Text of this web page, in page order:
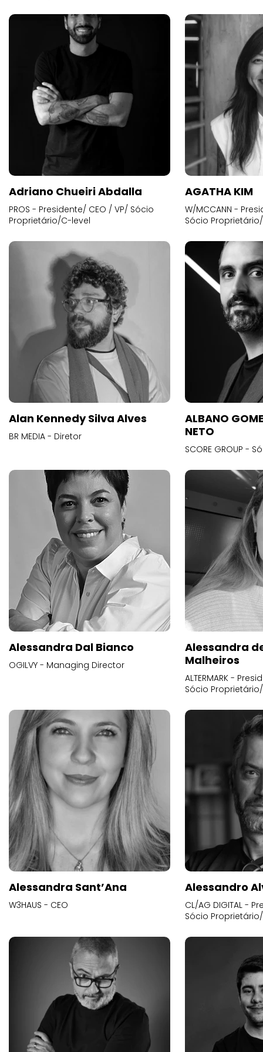
Adriano Chueiri Abdalla
PROS - Presidente/ CEO / VP/ Sócio
Proprietário/C-level
AGATHA KIM
W/MCCANN -
Sócio
Alan Kennedy Silva Alves
BR MEDIA - Diretor
ALBANO
NETO
SCORE GROUP -
Alessandra Dal Bianco
OGILVY - Managing Director
Alessandra
Malheiros
ALTERMARK -
Sócio
Alessandra Sant’Ana
W3HAUS - CEO
Alessandro
CL/AG DIGITAL -
Sócio